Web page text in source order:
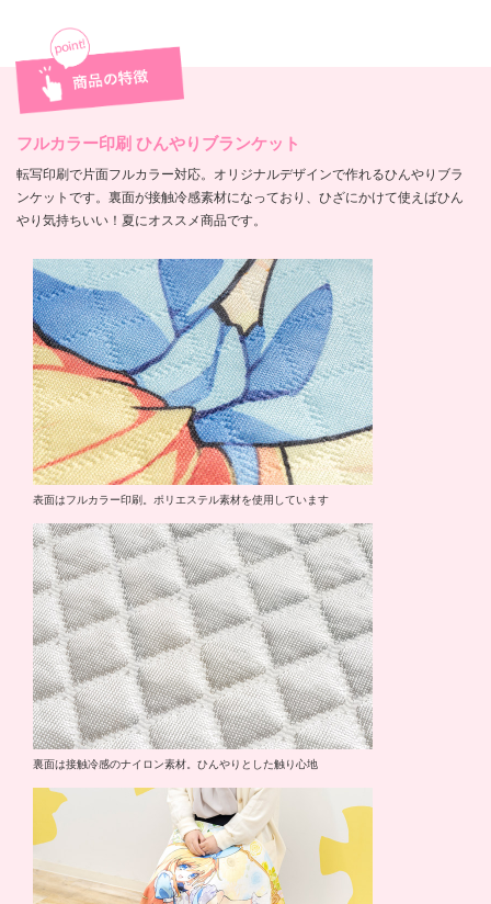
フルカラー印刷 ひんやりブランケット
転写印刷で片面フルカラー対応。オリジナルデザインで作れるひんやりブラ
ンケットです。裏面が接触冷感素材になっており、ひざにかけて使えばひん
やり気持ちいい！夏にオススメ商品です。
表面はフルカラー印刷。ポリエステル素材を使用しています
裏面は接触冷感のナイロン素材。ひんやりとした触り心地